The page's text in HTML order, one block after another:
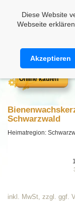
Diese Website
Webseite
Akzeptieren
Online kaufen
Schwarzwald
Heimatregion:
inkl. MwSt, zzgl. ggf.